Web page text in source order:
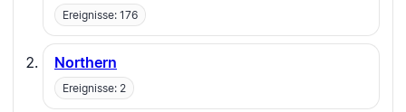
Ereignisse: 176
Northern
Ereignisse: 2